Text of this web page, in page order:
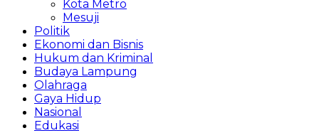
Kota Metro
Mesuji
Politik
Ekonomi dan Bisnis
Hukum dan Kriminal
Budaya Lampung
Olahraga
Gaya Hidup
Nasional
Edukasi